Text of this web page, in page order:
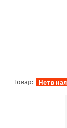
Товар: Нет в